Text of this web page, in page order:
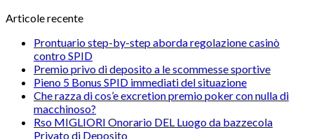
Articole recente
Prontuario step-by-step aborda regolazione casinò
contro SPID
Premio privo di deposito a le scommesse sportive
Pieno 5 Bonus SPID immediati del situazione
Che razza di cos’e excretion premio poker con nulla di
macchinoso?
Rso MIGLIORI Onorario DEL Luogo da bazzecola
Privato di Deposito